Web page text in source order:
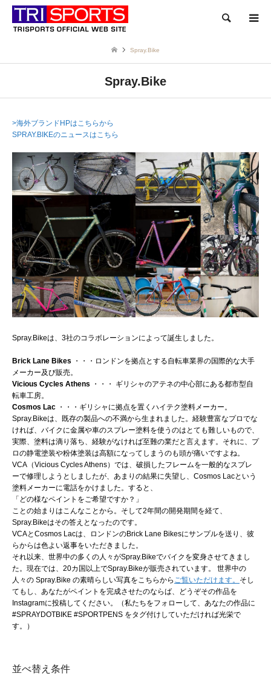
検索
Spray.Bike
Spray.Bike
>海外ブランドHPはこちらから
SPRAY.BIKEのニュースはこちら
Spray.Bikeは、3社のコラボレーションによって誕生しました。
Brick Lane Bikes ・・・ロンドンを拠点とする自転車業界の国際的な大手
メーカー及び販売。
Vicious Cycles Athens ・・・ ギリシャのアテネの中心部にある都市型自
転車工房。
Cosmos Lac ・・・ギリシャに拠点を置くハイテク塗料メーカー。
Spray.Bikeは、既存の製品への不満から生まれました。経験豊富なプロでな
ければ、バイクに金属や車のスプレー塗料を使うのはとても難しいもので、
実際、塗料は滴り落ち、経験がなければ至難の業だと言えます。それに、プ
ロの静電塗装や粉体塗装は高額になってしまうのも頭が痛いですよね。
VCA（Vicious Cycles Athens）では、破損したフレームを一般的なスプレ
ーで修理しようとしましたが、あまりの結果に失望し、Cosmos Lacという
塗料メーカーに電話をかけました。すると、
「どの様なペイントをご希望ですか？」
ことの始まりはこんなことから。そして2年間の開発期間を経て、
Spray.Bikeはその答えとなったのです。
VCAとCosmos Lacは、ロンドンのBrick Lane Bikesにサンプルを送り、彼
らからは色よい返事をいただきました。
それ以来、世界中の多くの人々がSpray.Bikeでバイクを変身させてきまし
た。現在では、20カ国以上でSpray.Bikeが販売されています。 世界中の
人々の Spray.Bike の素晴らしい写真をこちらから ご覧いただけます。 そし
てもし、あなたがペイントを完成させたのならば、どうぞその作品を
Instagramに投稿してください。（私たちをフォローして、あなたの作品に
#SPRAYDOTBIKE #SPORTPENS をタグ付けしていただければ光栄で
す。）
並べ替え条件